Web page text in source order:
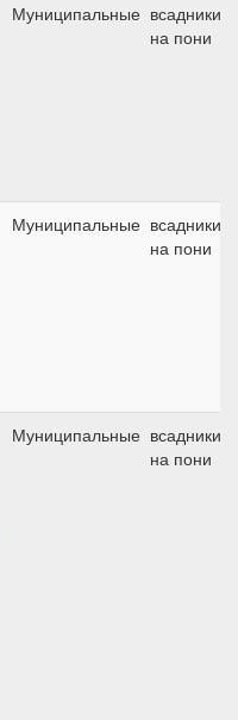
Муниципальные всадники
на пони
Муниципальные всадники
на пони
Муниципальные всадники
на пони